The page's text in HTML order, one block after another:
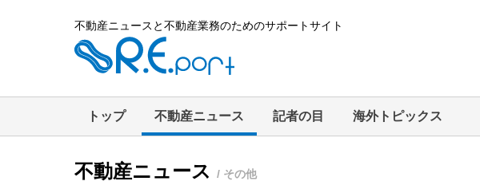
不動産ニュースと不動産業務のためのサポートサイト
トップ 不動産ニュース 記者の目 海外トピックス
不動産ニュース / その他